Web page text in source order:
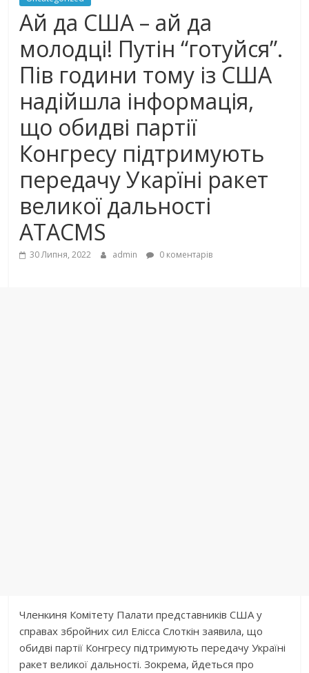
Ай да США – ай да
молодці! Пyтiн “готуйся”.
Пів години тому із США
надійшла інформація,
що обидві партії
Конгресу підтримують
передачу Укарїні paкeт
великої дальності
ATACMS
30 Липня, 2022 admin 0 коментарів
Членкиня Комітету Палати представників США у
справах збройних сил Елісса Слоткін заявила, що
обидві партії Конгресу підтримують передачу Україні
ракет великої дальності. Зокрема, йдеться про